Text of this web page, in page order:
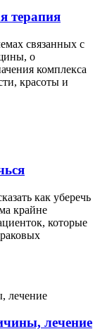
терапия
связанных с
о
комплекса
красоты и
как уберечь
крайне
которые
лечение